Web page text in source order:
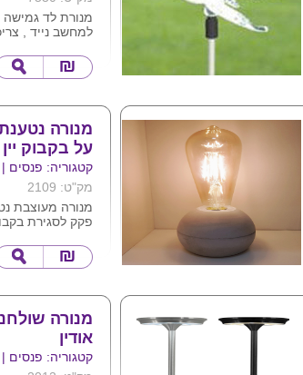
למחשב נייד ,
ניתן להדפיס
מגיע במגוון
מנורה
על בקבוק יין
קטגוריה: פנסים |
מק"ט: 2109
מנורה מעוצבת
פקק לסגירת
למנורה שלושה
מעורבת , קרה
ניתן למתג בלוגו
מנורה
אודין
קטגוריה: פנסים |